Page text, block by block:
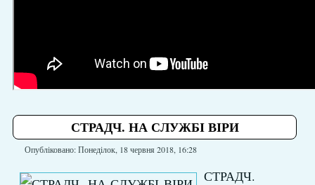
СТРАДЧ. НА СЛУЖБІ ВІРИ
Опубліковано: Понеділок, 18 червня 2018, 16:28
СТРАДЧ.